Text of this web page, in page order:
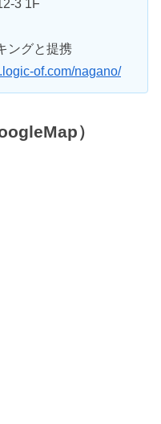
3 1F
ングと提携
of.com/nagano/
）